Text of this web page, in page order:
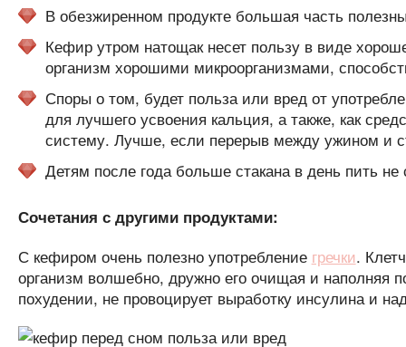
В обезжиренном продукте большая часть
Кефир утром натощак несет пользу в виде
организм хорошими микроорганизмами,
Споры о том, будет польза или вред от
для лучшего усвоения кальция, а также, как
систему. Лучше, если перерыв между ужином и
Детям после года больше стакана в день пить не
Сочетания с другими продуктами:
С кефиром очень полезно употребление гречки.
организм волшебно, дружно его очищая и наполняя
похудении, не провоцирует выработку инсулина и